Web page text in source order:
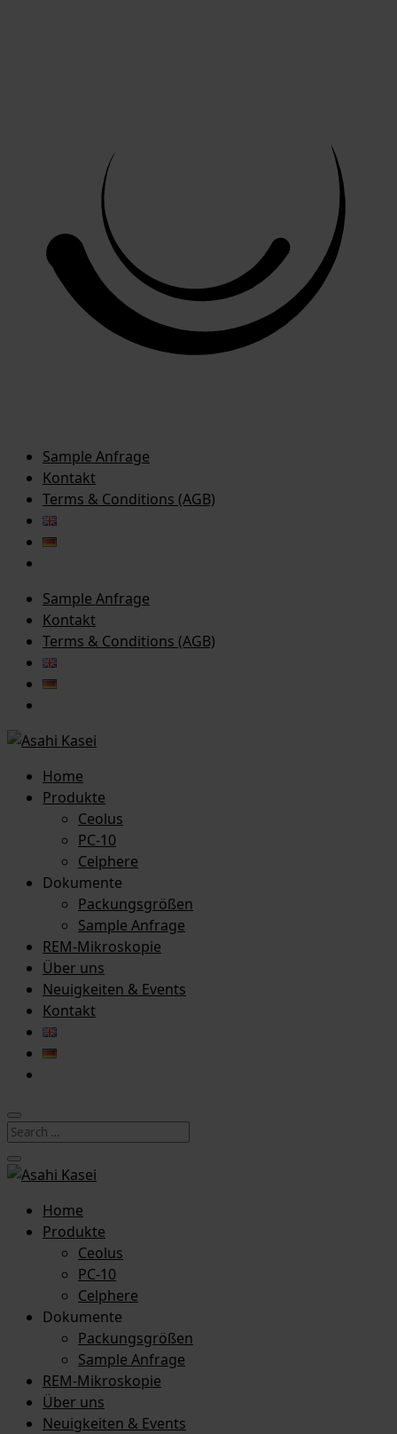
Sample Anfrage
Kontakt
Terms & Conditions (AGB)
Sample Anfrage
Kontakt
Terms & Conditions (AGB)
Home
Produkte
Ceolus
PC-10
Celphere
Dokumente
Packungsgrößen
Sample Anfrage
REM-Mikroskopie
Über uns
Neuigkeiten & Events
Kontakt
Home
Produkte
Ceolus
PC-10
Celphere
Dokumente
Packungsgrößen
Sample Anfrage
REM-Mikroskopie
Über uns
Neuigkeiten & Events